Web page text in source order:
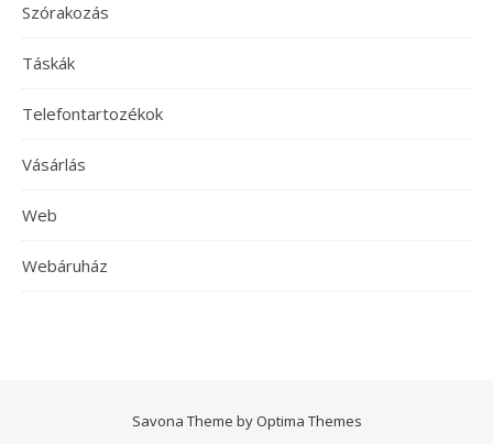
Szórakozás
Táskák
Telefontartozékok
Vásárlás
Web
Webáruház
Savona Theme by Optima Themes